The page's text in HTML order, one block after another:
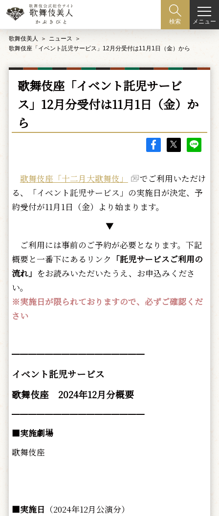
検索 メニュー
歌舞伎美人
ニュース
歌舞伎座「イベント託児サービス」12月分受付は11月1日（金）から
歌舞伎座「イベント託児サービ
ス」12月分受付は11月1日（金）か
ら
歌舞伎座「十二月大歌舞伎」
でご利用いただけ
る、「イベント託児サービス」の実施日が決定、予
約受付が11月1日（金）より始まります。
▼
ご利用には事前のご予約が必要となります。下記
概要と一番下にあるリンク 「託児サービスご利用の
流れ」 をお読みいただいたうえ、お申込みくださ
い。
※実施日が限られておりますので、必ずご確認くだ
さい
━━━━━━━━━━━━━━━━
イベント託児サービス
歌舞伎座 2024年12月分概要
━━━━━━━━━━━━━━━━
■実施劇場
歌舞伎座
■実施日 （2024年12月公演分）